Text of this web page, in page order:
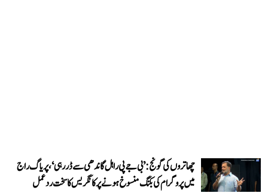
چھاتروں کی گونج: ’بی جے پی راہل گاندھی سے ڈر رہی‘، پریاگ راج
میں پروگرام کی بکنگ منسوخ ہونے پر کانگریس کا سخت ردعمل